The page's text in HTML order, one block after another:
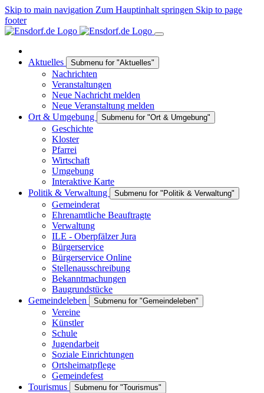
Skip to main navigation Zum Hauptinhalt springen Skip to page
footer
Aktuelles Submenu for "Aktuelles"
Nachrichten
Veranstaltungen
Neue Nachricht melden
Neue Veranstaltung melden
Ort & Umgebung
Submenu for "Ort & Umgebung"
Geschichte
Kloster
Pfarrei
Wirtschaft
Umgebung
Interaktive Karte
Politik & Verwaltung
Submenu for "Politik & Verwaltung"
Gemeinderat
Ehrenamtliche Beauftragte
Verwaltung
ILE - Oberpfälzer Jura
Bürgerservice
Bürgerservice Online
Stellenausschreibung
Bekanntmachungen
Baugrundstücke
Gemeindeleben
Submenu for "Gemeindeleben"
Vereine
Künstler
Schule
Jugendarbeit
Soziale Einrichtungen
Ortsheimatpflege
Gemeindefest
Tourismus
Submenu for "Tourismus"